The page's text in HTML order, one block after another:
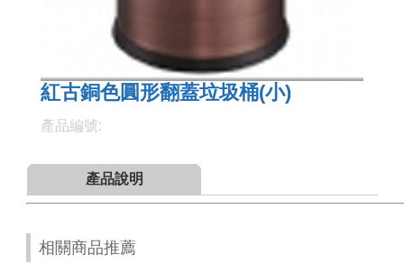
紅古銅色圓形翻蓋垃圾桶(小)
產品編號:
產品說明
相關商品推薦